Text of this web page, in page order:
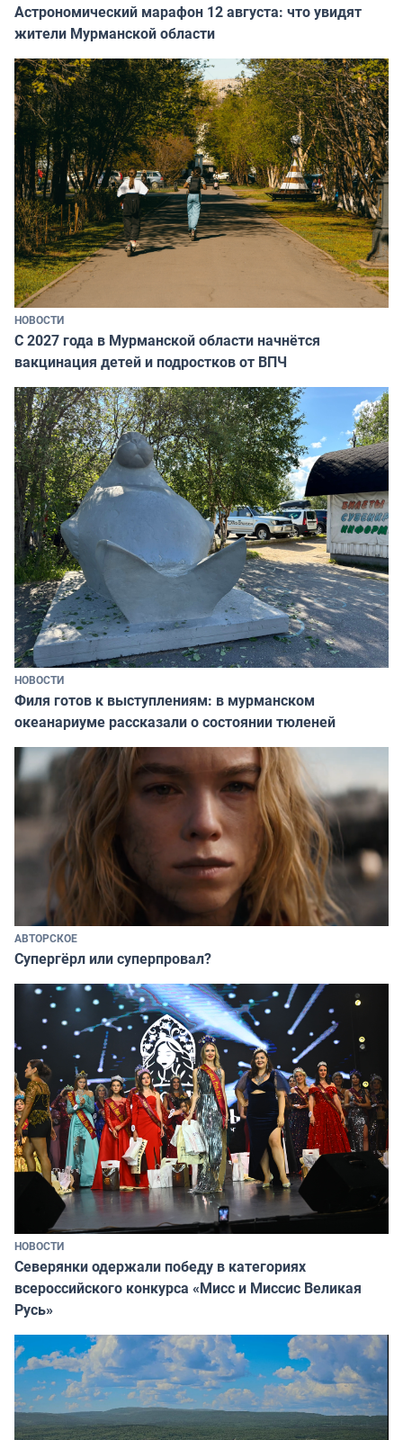
Астрономический марафон 12 августа: что увидят
жители Мурманской области
НОВОСТИ
С 2027 года в Мурманской области начнётся
вакцинация детей и подростков от ВПЧ
НОВОСТИ
Филя готов к выступлениям: в мурманском
океанариуме рассказали о состоянии тюленей
АВТОРСКОЕ
Супергёрл или суперпровал?
НОВОСТИ
Северянки одержали победу в категориях
всероссийского конкурса «Мисс и Миссис Великая
Русь»